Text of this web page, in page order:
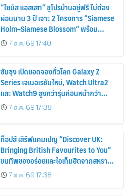
“ไซมิส แอสเสท” ชูโปรบ้านอยู่ฟรี ไม่ต้อง
ผ่อนนาน 3 ปี เจาะ 2 โครงการ “Siamese
Holm–Siamese Blossom” พร้อม
ส่วนลดและสิทธิพิเศษถึง 31 สิงหาคม
2569
7 ส.ค. 69 17:40
ซัมซุง เปิดยอดจองทั่วโลก Galaxy Z
Series เจเนอเรชันใหม่, Watch Ultra2
และ Watch9 สูงกว่ารุ่นก่อนหน้ากว่า
30%7 ส.ค. 69 17:38
ท็อปส์ เสิร์ฟแคมเปญ “Discover UK:
Bringing British Favourites to You”
ขนทัพของอร่อยและไอเท็มฮิตจากสหราช
อาณาจักร ส่งตรงถึงมือตั้งแต่วันนี้ – 18
สิงหาคมนี้
7 ส.ค. 69 17:38